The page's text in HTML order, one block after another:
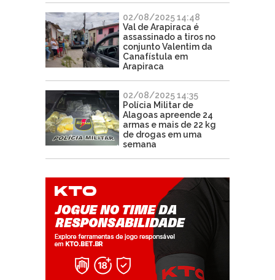
02/08/2025 14:48
Val de Arapiraca é
assassinado a tiros no
conjunto Valentim da
Canafístula em
Arapiraca
02/08/2025 14:35
Polícia Militar de
Alagoas apreende 24
armas e mais de 22 kg
de drogas em uma
semana